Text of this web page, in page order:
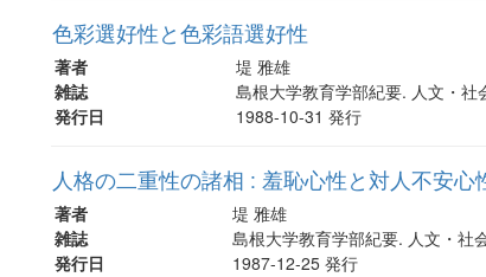
色彩選好性と色彩語選好性
著者
堤 雅雄
雑誌
島根大学教育学部紀要. 人文・
発行日
1988-10-31 発行
人格の二重性の諸相 : 羞恥心性と対人不安心
著者
堤 雅雄
雑誌
島根大学教育学部紀要. 人文・社
発行日
1987-12-25 発行